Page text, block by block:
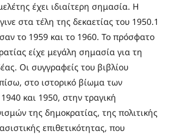
έχει ιδιαίτερη σημασία. Η
στα τέλη της δεκαετίας του 1950.1
το 1959 και το 1960. Το πρόσφατο
είχε μεγάλη σημασία για τη
Οι συγγραφείς του βιβλίου
στο ιστορικό βίωμα των
και 1950, στην τραγική
της δημοκρατίας, της πολιτικής
επιθετικότητας, που